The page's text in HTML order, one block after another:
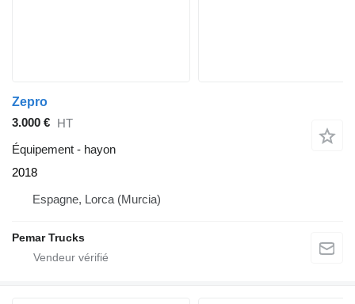
Zepro
3.000 € HT
Équipement - hayon
2018
Espagne, Lorca (Murcia)
Pemar Trucks